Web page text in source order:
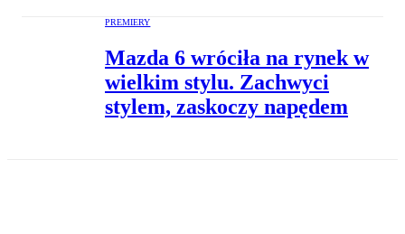
PREMIERY
Mazda 6 wróciła na rynek w
wielkim stylu. Zachwyci
stylem, zaskoczy napędem